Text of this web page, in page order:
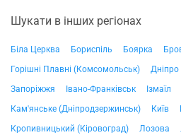
Шукати в інших регіонах
Біла Церква Бориспіль Боярка
Горішні Плавні (Комсомольськ)
Дніпро
Запоріжжя
Івано-Франківськ Ізмаїл
Кам'янське (Дніпродзержинськ)
Київ
Кропивницький (Кіровоград)
Лозова